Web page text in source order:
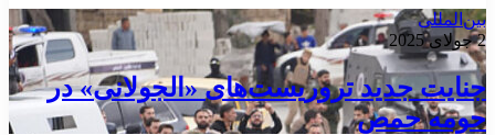
بین‌المللی
2 جولای 2025
جنایت جدید تروریست‌های «الجولانی» در
حومه حمص